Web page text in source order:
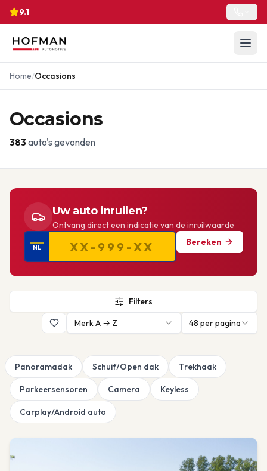
9.1
Home/Occasions
Occasions
383auto's gevonden
Uw auto inruilen?
Ontvang direct een indicatie van de inruilwaarde
NL
Bereken
Filters
Merk A → Z
48 per pagina
Panoramadak Schuif/Open dak Trekhaak
Parkeersensoren Camera Keyless
Carplay/Android auto